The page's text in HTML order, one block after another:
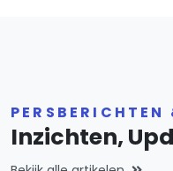
PERSBERICHTEN
Inzichten,